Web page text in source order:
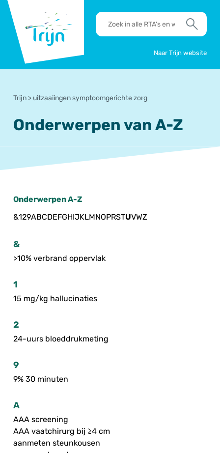
Trijn
RTA's
en
Zoek
Naar Trijn website
Trijn > uitzaaiingen symptoomgerichte zorg
Onderwerpen van A-Z
Onderwerpen A-Z
&129ABCDEFGHIJKLMNOPRSTUVWZ
&
>10% verbrand oppervlak
1
15 mg/kg hallucinaties
2
24-uurs bloeddrukmeting
9
9% 30 minuten
A
AAA screening
AAA vaatchirurg bij ≥4 cm
aanmeten steunkousen